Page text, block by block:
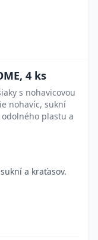
4 ks
s nohavicovou
nohavíc, sukní
plastu a
a kraťasov.